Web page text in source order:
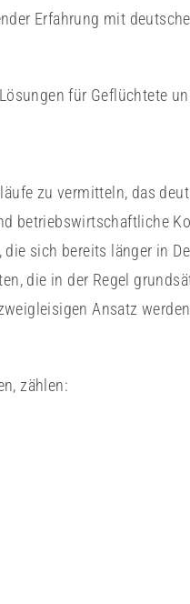
Erfahrung mit
für Geflüchtete
zu vermitteln, das
betriebswirtschaftliche
sich bereits länger in
die in der Regel
Ansatz
zählen: